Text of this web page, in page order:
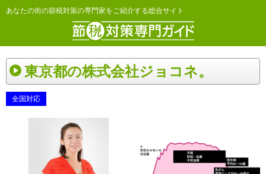
あなたの街の節税対策の専門家をご紹介する総合サイト
東京都の株式会社ジョコネ。
全国対応